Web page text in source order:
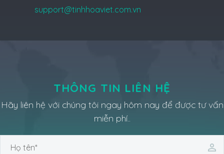
support@tinhhoaviet.com.vn
THÔNG TIN LIÊN HỆ
Hãy liên hệ với chúng tôi ngay hôm nay để được tư vấn
miễn phí..